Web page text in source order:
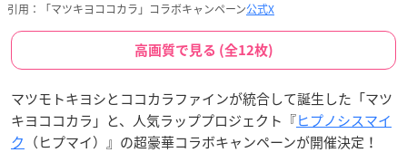
引用：「マツキヨココカラ」コラボキャンペーン公式X
高画質で見る (全12枚)
マツモトキヨシとココカラファインが統合して誕生した「マツ
キヨココカラ」と、人気ラッププロジェクト『ヒプノシスマイ
ク （ヒプマイ）』の超豪華コラボキャンペーンが開催決定！